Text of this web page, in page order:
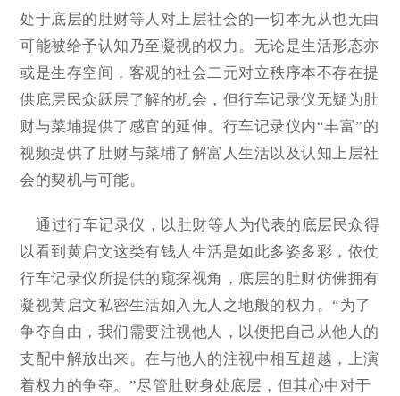
处于底层的肚财等人对上层社会的一切本无从也无由
可能被给予认知乃至凝视的权力。无论是生活形态亦
或是生存空间，客观的社会二元对立秩序本不存在提
供底层民众跃层了解的机会，但行车记录仪无疑为肚
财与菜埔提供了感官的延伸。行车记录仪内“丰富”的
视频提供了肚财与菜埔了解富人生活以及认知上层社
会的契机与可能。
通过行车记录仪，以肚财等人为代表的底层民众得
以看到黄启文这类有钱人生活是如此多姿多彩，依仗
行车记录仪所提供的窥探视角，底层的肚财仿佛拥有
凝视黄启文私密生活如入无人之地般的权力。“为了
争夺自由，我们需要注视他人，以便把自己从他人的
支配中解放出来。在与他人的注视中相互超越，上演
着权力的争夺。”尽管肚财身处底层，但其心中对于